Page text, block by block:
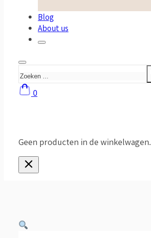
Blog
About us
0
Geen producten in de winkelwagen.